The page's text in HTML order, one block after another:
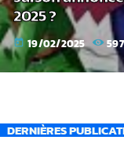
2025 ?
today 19/02/2025
DERNIÈRES